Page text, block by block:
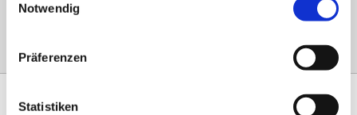
Notwendig
Präferenzen
Statistiken